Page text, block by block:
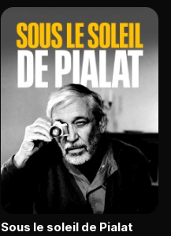
Sous le soleil de Pialat